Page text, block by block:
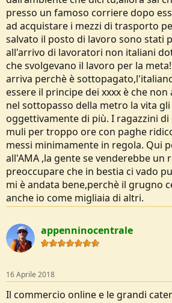
perche per loro e troppo faticoso....fan
basso....di conseguenza arriva
frega delle ore e dello stipendio basso ma
lavoro!
Con questo chiudo l'ot e mi scuso ancora
ma....quando mi istigano vado in
toccano sul personale.....saluti!
presso un famoso corriere dopo
ad acquistare i mezzi di trasporto
salvato il posto di lavoro sono stati
all'arrivo di lavoratori non italiani
che svolgevano il lavoro per la
arriva perchè è
essere il principe dei xxxx è che
nel sottopasso della metro la vita gli
oggettivamente di più. I ragazzini
muli per troppo ore con paghe
messi minimamente in regola. Qui
all'AMA ,la gente se venderebbe un
preoccupare che in bestia ci vado
mi è andata bene,perchè il grugno
anche io come migliaia di altri.
appenninocentrale
16 Aprile 2018
Il commercio online e le grandi